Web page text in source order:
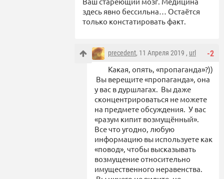
здесь явно бессильна… Остаётся
только констатировать факт.
-2
precedent, 11 Апреля 2019 , url
Какая, опять, «пропаганда»?))
Вы верещите «пропаганда», она
у вас в дуршлагах. Вы даже
сконцентрироваться не можете
на предмете обсуждения. У вас
«разум кипит возмущённый».
Все что угодно, любую
информацию вы используете как
«повод», чтобы высказывать
возмущение относительно
имущественного неравенства.